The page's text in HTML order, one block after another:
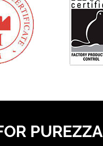
PUREZZA